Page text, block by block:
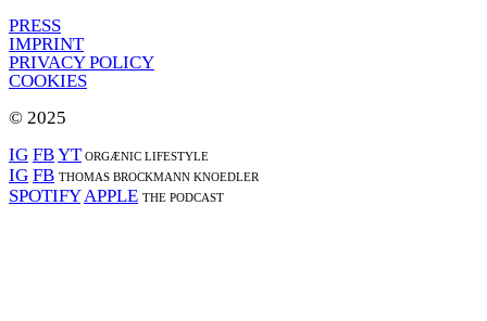
PRESS
IMPRINT
PRIVACY POLICY
COOKIES
© 2025
IG FBYTORGÆNIC LIFESTYLE
IG FB THOMAS BROCKMANN KNOEDLER
SPOTIFY APPLE THE PODCAST